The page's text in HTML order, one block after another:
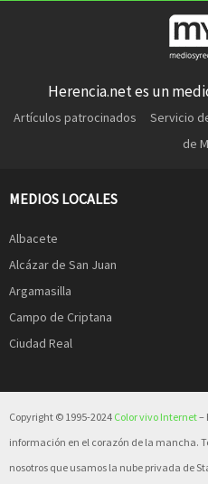
Herencia.net es un
Artículos patrocinados Servicio
de
MEDIOS LOCALES
Albacete
Alcázar de San Juan
Argamasilla
Campo de Criptana
Ciudad Real
Copyright © 1995-2024 Color vivo Internet–
información en el corazón de la mancha.
nosotros que usamos la nube privada de